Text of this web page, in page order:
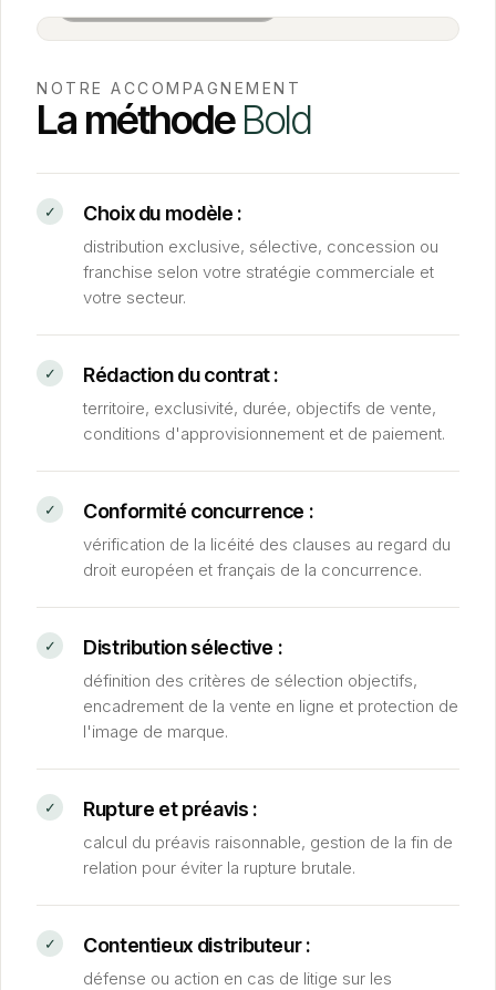
NOTRE ACCOMPAGNEMENT
La méthodeBold
Choix du modèle :
distribution exclusive, sélective, concession ou
franchise selon votre stratégie commerciale et
votre secteur.
Rédaction du contrat :
territoire, exclusivité, durée, objectifs de vente,
conditions d'approvisionnement et de paiement.
Conformité concurrence :
vérification de la licéité des clauses au regard du
droit européen et français de la concurrence.
Distribution sélective :
définition des critères de sélection objectifs,
encadrement de la vente en ligne et protection de
l'image de marque.
Rupture et préavis :
calcul du préavis raisonnable, gestion de la fin de
relation pour éviter la rupture brutale.
Contentieux distributeur :
défense ou action en cas de litige sur les